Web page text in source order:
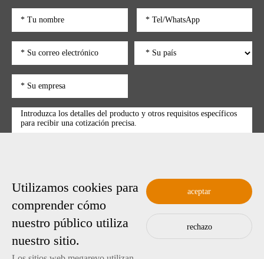
enviar
Copyright © 2025 Shenzhen Megarevo Technology Co., Ltd.
粤ICP备2022089128号-4
Utilizamos cookies para
comprender cómo
nuestro público utiliza
nuestro sitio.
aceptar
rechazo